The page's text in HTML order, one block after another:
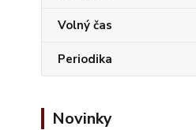
Volný čas
Periodika
Novinky